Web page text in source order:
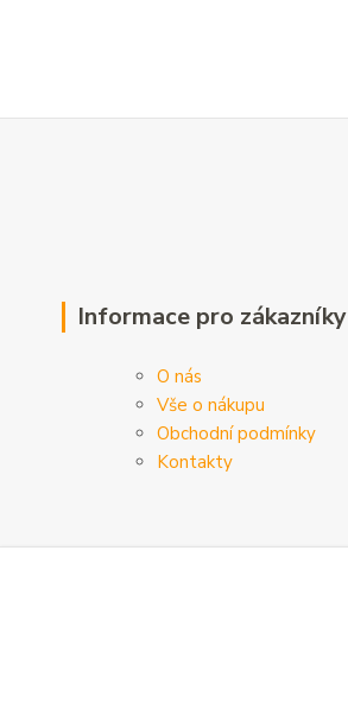
Informace pro zákazníky
O nás
Vše o nákupu
Obchodní podmínky
Kontakty